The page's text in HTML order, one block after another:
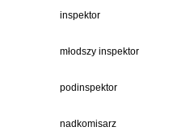
inspektor
młodszy inspektor
podinspektor
nadkomisarz